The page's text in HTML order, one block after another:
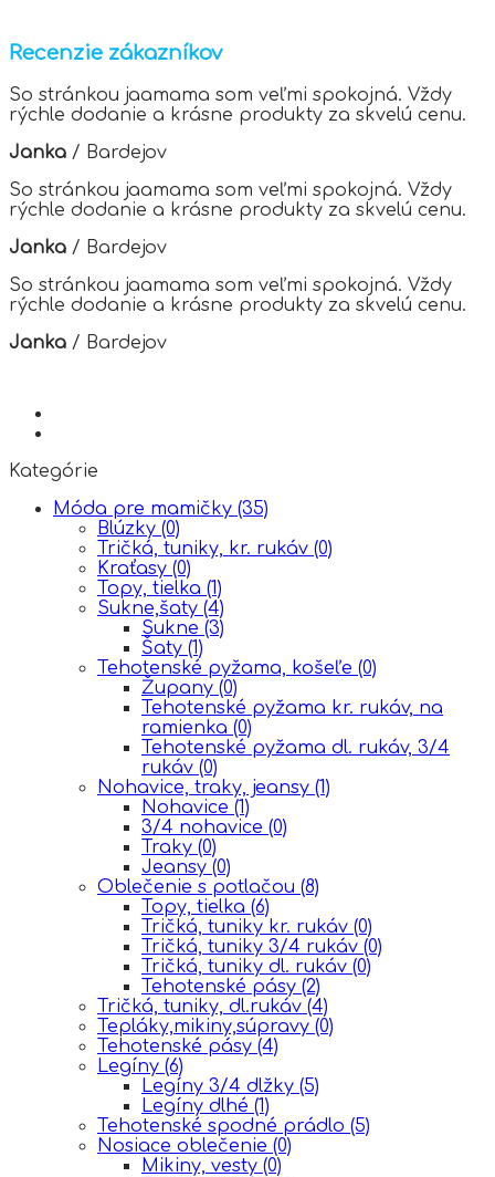
variants.
The
options
may
be
chosen
on
the
product
page
Recenzie zákazníkov
So stránkou jaamama som veľmi spokojná. Vždy
rýchle dodanie a krásne produkty za skvelú cenu.
Janka / Bardejov
So stránkou jaamama som veľmi spokojná. Vždy
rýchle dodanie a krásne produkty za skvelú cenu.
Janka / Bardejov
So stránkou jaamama som veľmi spokojná. Vždy
rýchle dodanie a krásne produkty za skvelú cenu.
Janka / Bardejov
Kategórie
Móda pre mamičky (35)
Blúzky (0)
Tričká, tuniky, kr. rukáv (0)
Kraťasy (0)
Topy, tielka (1)
Sukne,šaty (4)
Sukne (3)
Šaty (1)
Tehotenské pyžama, košeľe (0)
Župany (0)
Tehotenské pyžama kr. rukáv, na
ramienka (0)
Tehotenské pyžama dl. rukáv, 3/4
rukáv (0)
Nohavice, traky, jeansy (1)
Nohavice (1)
3/4 nohavice (0)
Traky (0)
Jeansy (0)
Oblečenie s potlačou (8)
Topy, tielka (6)
Tričká, tuniky kr. rukáv (0)
Tričká, tuniky 3/4 rukáv (0)
Tričká, tuniky dl. rukáv (0)
Tehotenské pásy (2)
Tričká, tuniky, dl.rukáv (4)
Tepláky,mikiny,súpravy (0)
Tehotenské pásy (4)
Legíny (6)
Legíny 3/4 dlžky (5)
Legíny dlhé (1)
Tehotenské spodné prádlo (5)
Nosiace oblečenie (0)
Mikiny, vesty (0)